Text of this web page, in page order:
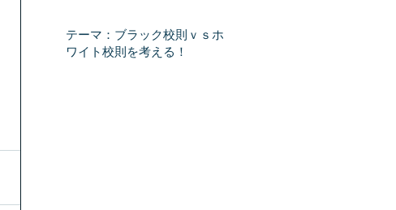
テーマ：ブラック校則ｖｓホ
ワイト校則を考える！